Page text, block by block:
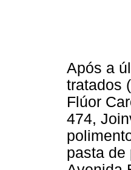
Após a
tratados (
Flúor
474,
pasta de